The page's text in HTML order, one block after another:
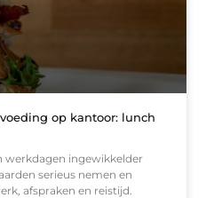
op kantoor: lunch
werkdagen ingewikkelder
serieus nemen en
afspraken en reistijd.